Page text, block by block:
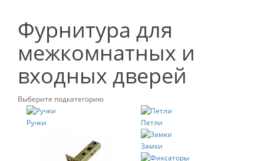
Фурнитура для
межкомнатных и
входных дверей
Выберите подкатегорию
Ручки Петли
Замки